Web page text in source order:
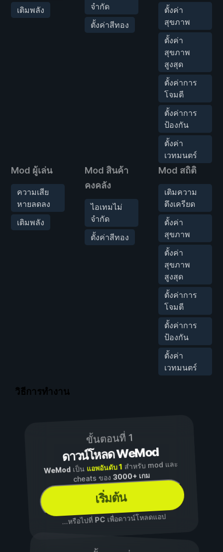
เติมพลัง
จำกัด
ตั้งค่าสีทอง
ตั้งค่า
สุขภาพ
ตั้งค่า
สุขภาพ
สูงสุด
ตั้งค่าการ
โจมตี
ตั้งค่าการ
ป้องกัน
ตั้งค่า
เวทมนตร์
Mod ผู้เล่น
ความเสีย
หายลดลง
เติมพลัง
Mod สินค้า
คงคลัง
ไอเทมไม่
จำกัด
ตั้งค่าสีทอง
Mod สถิติ
เติมความ
ตึงเครียด
ตั้งค่า
สุขภาพ
ตั้งค่า
สุขภาพ
สูงสุด
ตั้งค่าการ
โจมตี
ตั้งค่าการ
ป้องกัน
ตั้งค่า
เวทมนตร์
วิธีการทำงาน
ขั้นตอนที่ 1
ดาวน์โหลด WeMod
WeModเป็น แอพอันดับ 1 สำหรับ mod และ
cheats ของ3000+ เกม
เริ่มต้น
...หรือไปที่ PCเพื่อดาวน์โหลดแอป